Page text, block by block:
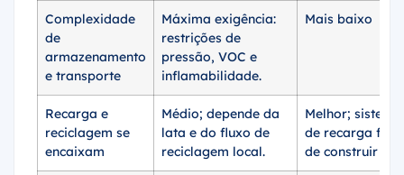
Complexidade
de
armazenamento
e transporte
Máxima exigência:
restrições de
pressão, VOC e
inflamabilidade.
Mais baixo
Recarga e
reciclagem se
encaixam
Médio; depende da
lata e do fluxo de
reciclagem local.
Melhor;
de recarga
de construir